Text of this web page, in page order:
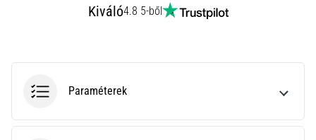
Kiváló4.8 5-ből
Paraméterek